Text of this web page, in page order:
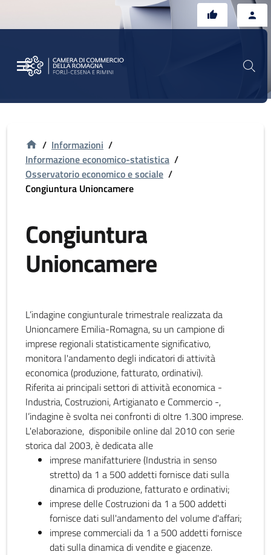
/ Informazioni /
Informazione economico-statistica /
Osservatorio economico e sociale /
Congiuntura Unioncamere
Congiuntura
Unioncamere
L’indagine congiunturale trimestrale realizzata da
Unioncamere Emilia-Romagna, su un campione di
imprese regionali statisticamente significativo,
monitora l'andamento degli indicatori di attività
economica (produzione, fatturato, ordinativi).
Riferita ai principali settori di attività economica -
Industria, Costruzioni, Artigianato e Commercio -,
l’indagine è svolta nei confronti di oltre 1.300 imprese.
L'elaborazione, disponibile online dal 2010 con serie
storica dal 2003, è dedicata alle
imprese manifatturiere (Industria in senso
stretto) da 1 a 500 addetti fornisce dati sulla
dinamica di produzione, fatturato e ordinativi;
imprese delle Costruzioni da 1 a 500 addetti
fornisce dati sull'andamento del volume d'affari;
imprese commerciali da 1 a 500 addetti fornisce
dati sulla dinamica di vendite e giacenze.